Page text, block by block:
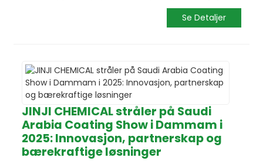
Se Detaljer
JINJI CHEMICAL stråler på Saudi
Arabia Coating Show i Dammam i
2025: Innovasjon, partnerskap og
bærekraftige løsninger